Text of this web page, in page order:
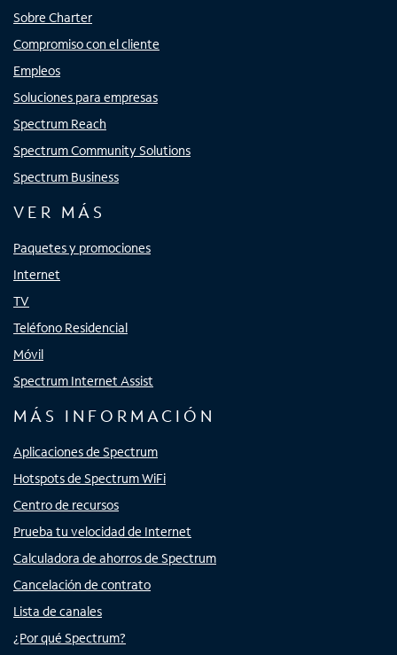
Sobre Charter
Compromiso con el cliente
Empleos
Soluciones para empresas
Spectrum Reach
Spectrum Community Solutions
Spectrum Business
VER MÁS
Paquetes y promociones
Internet
TV
Teléfono Residencial
Móvil
Spectrum Internet Assist
MÁS INFORMACIÓN
Aplicaciones de Spectrum
Hotspots de Spectrum WiFi
Centro de recursos
Prueba tu velocidad de Internet
Calculadora de ahorros de Spectrum
Cancelación de contrato
Lista de canales
¿Por qué Spectrum?